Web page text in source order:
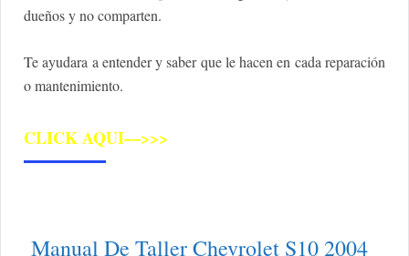
dueños y no comparten.
Te ayudara a entender y saber que le hacen en cada reparación
o mantenimiento.
CLICK AQUI—>>>
Manual De Taller Chevrolet S10 2004